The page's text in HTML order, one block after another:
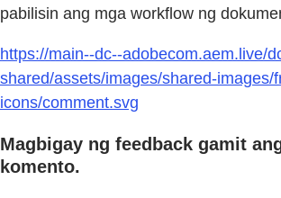
pabilisin ang mga workflow ng
https://main--dc--adobecom.aem.live/
shared/assets/images/shared-images/
icons/comment.svg
Magbigay ng feedback gamit
komento.